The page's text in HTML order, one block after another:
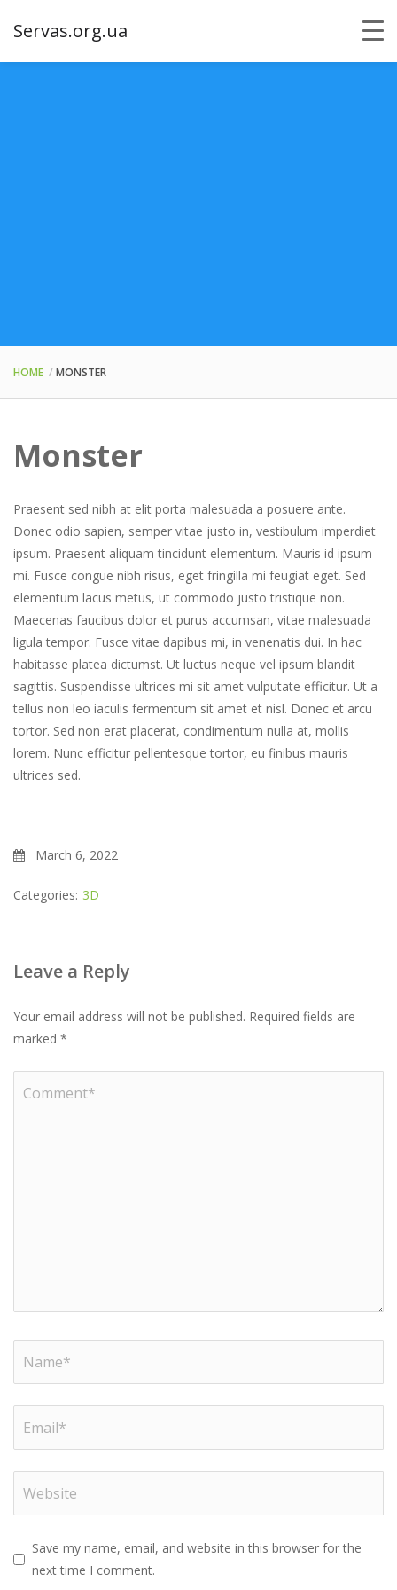
Servas.org.ua
HOME MONSTER
Monster
Praesent sed nibh at elit porta malesuada a posuere ante.
Donec odio sapien, semper vitae justo in, vestibulum imperdiet
ipsum. Praesent aliquam tincidunt elementum. Mauris id ipsum
mi. Fusce congue nibh risus, eget fringilla mi feugiat eget. Sed
elementum lacus metus, ut commodo justo tristique non.
Maecenas faucibus dolor et purus accumsan, vitae malesuada
ligula tempor. Fusce vitae dapibus mi, in venenatis dui. In hac
habitasse platea dictumst. Ut luctus neque vel ipsum blandit
sagittis. Suspendisse ultrices mi sit amet vulputate efficitur. Ut a
tellus non leo iaculis fermentum sit amet et nisl. Donec et arcu
tortor. Sed non erat placerat, condimentum nulla at, mollis
lorem. Nunc efficitur pellentesque tortor, eu finibus mauris
ultrices sed.
March 6, 2022
Categories: 3D
Leave a Reply
Your email address will not be published. Required fields are
marked *
Save my name, email, and website in this browser for the
next time I comment.